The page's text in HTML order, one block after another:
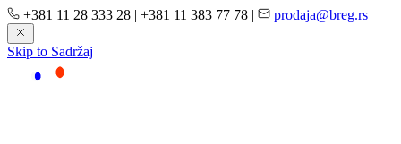
+381 11 28 333 28 | +381 11 383 77 78 | prodaja@breg.rs
Skip to Sadržaj